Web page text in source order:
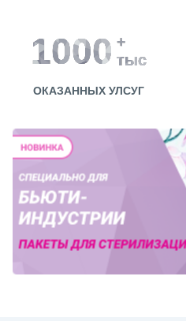
1000 +
тыс
ОКАЗАННЫХ УЛСУГ